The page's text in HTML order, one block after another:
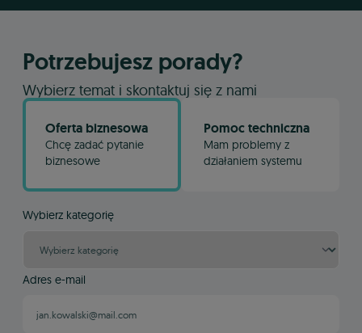
Potrzebujesz porady?
Wybierz temat i skontaktuj się z nami
Oferta biznesowa
Chcę zadać pytanie
biznesowe
Pomoc techniczna
Mam problemy z
działaniem systemu
Wybierz kategorię
Adres e-mail